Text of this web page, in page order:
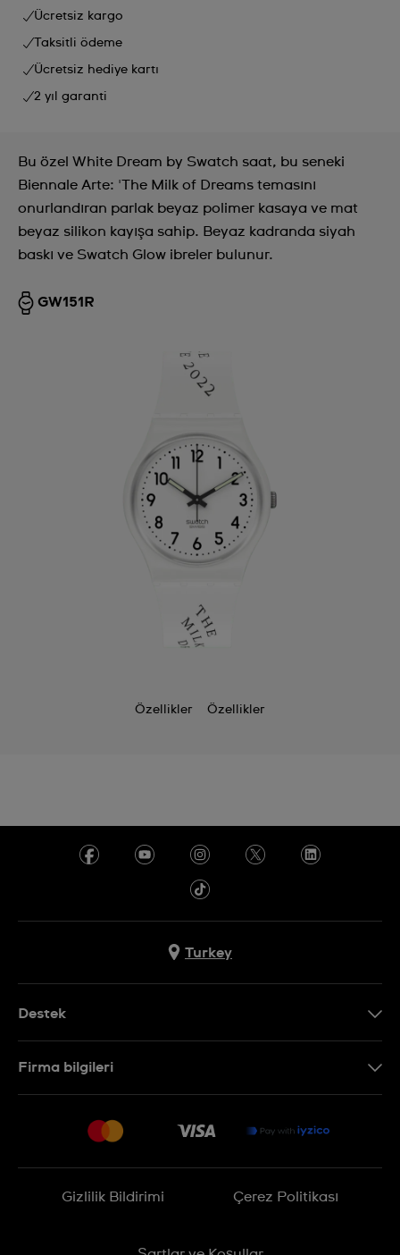
Ücretsiz kargo
Taksitli ödeme
Ücretsiz hediye kartı
2 yıl garanti
Bu özel White Dream by Swatch saat, bu seneki
Biennale Arte: 'The Milk of Dreams temasını
onurlandıran parlak beyaz polimer kasaya ve mat
beyaz silikon kayışa sahip. Beyaz kadranda siyah
baskı ve Swatch Glow ibreler bulunur.
GW151R
Özellikler Özellikler
Turkey
Destek
İade Politikası
Firma bilgileri
Gizlilik Bildirimi Çerez Politikası